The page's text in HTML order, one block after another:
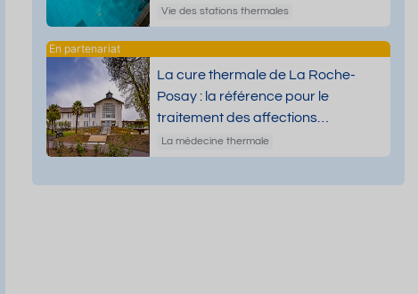
Vie des stations thermales
La cure thermale de La Roche-
Posay : la référence pour le
traitement des affections
dermatologiques
La médecine thermale